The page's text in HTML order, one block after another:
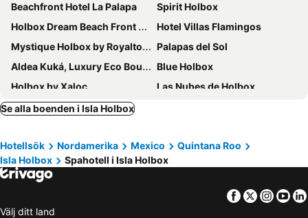
Beachfront Hotel La Palapa
Spirit Holbox
Holbox Dream Beach Front Hotel
Hotel Villas Flamingos
Mystique Holbox by Royalton, A Tribute Portfolio Resort
Palapas del Sol
Aldea Kuká, Luxury Eco Boutique Hotel
Blue Holbox
Holbox by Xaloc
Las Nubes de Holbox
Amaité Beach Hotel
HAU Holbox, Oceanfront Boutique Hotel
Hotel Casa HX - Adults Only
Casa Las Tortugas Petit Beach Hotel & Spa
Soho Boutique Holbox - Adults Only
Casa Iguana Holbox
Boutique Hotel EL NIDO Holbox
Casa Chujuk by Spirit Group
Se alla boenden i Isla Holbox
Hotellsök Nordamerika Mexico
Quintana Roo
Isla Holbox
Spahotell i Isla Holbox
Facebook
Twitter
Välj ditt land